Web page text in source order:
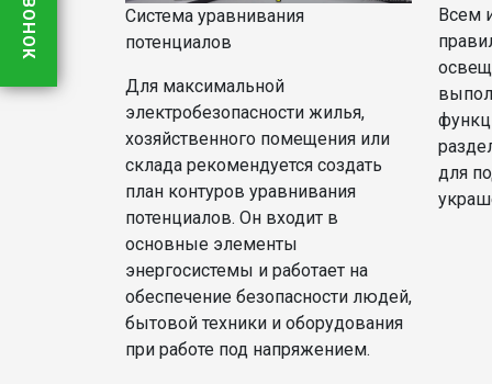
Система уравнивания
потенциалов
Для максимальной
электробезопасности жилья,
хозяйственного помещения или
склада рекомендуется создать
план контуров уравнивания
потенциалов. Он входит в
основные элементы
энергосистемы и работает на
обеспечение безопасности людей,
бытовой техники и оборудования
при работе под напряжением.
Всем
для